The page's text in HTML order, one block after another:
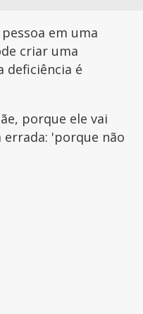
em uma
criar uma
deficiência é
porque ele vai
errada: 'porque não